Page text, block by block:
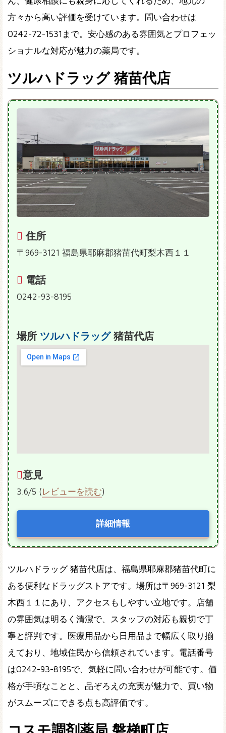
方々から高い評価を受けています。問い合わせは
0242-72-1531まで。安心感のある雰囲気とプロフェッ
ショナルな対応が魅力の薬局です。
ツルハドラッグ 猪苗代店
住所
〒969-3121 福島県耶麻郡猪苗代町梨木西１１
電話
0242-93-8195
場所 ツルハドラッグ猪苗代店
意見
3.6/5 (レビューを読む)
詳細情報
ツルハドラッグ 猪苗代店は、福島県耶麻郡猪苗代町に
ある便利なドラッグストアです。場所は〒969-3121 梨
木西１１にあり、アクセスもしやすい立地です。店舗
の雰囲気は明るく清潔で、スタッフの対応も親切で丁
寧と評判です。医療用品から日用品まで幅広く取り揃
えており、地域住民から信頼されています。電話番号
は0242-93-8195で、気軽に問い合わせが可能です。価
格が手頃なことと、品ぞろえの充実が魅力で、買い物
がスムーズにできる点も高評価です。
コスモ調剤薬局 磐梯町店